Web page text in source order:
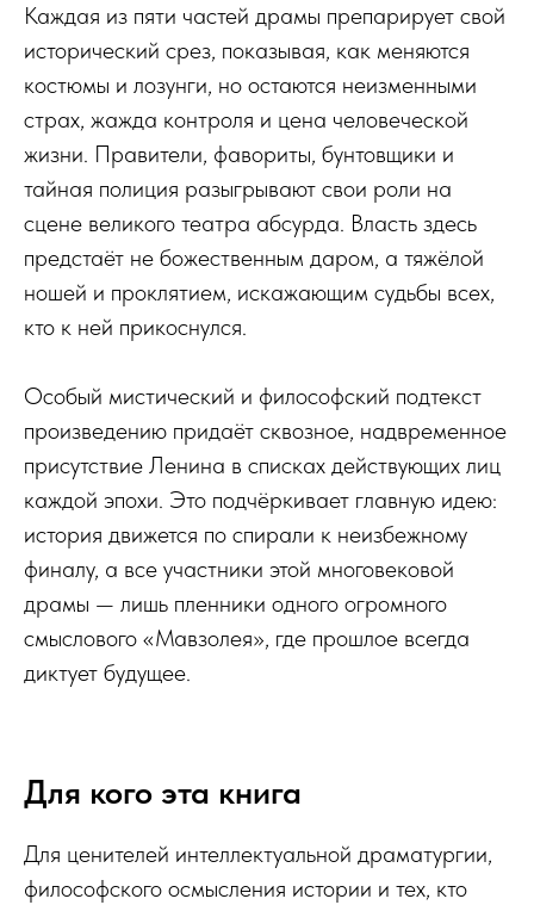
Каждая из пяти частей драмы препарирует свой
исторический срез, показывая, как меняются
костюмы и лозунги, но остаются неизменными
страх, жажда контроля и цена человеческой
жизни. Правители, фавориты, бунтовщики и
тайная полиция разыгрывают свои роли на
сцене великого театра абсурда. Власть здесь
предстаёт не божественным даром, а тяжёлой
ношей и проклятием, искажающим судьбы всех,
кто к ней прикоснулся.
Особый мистический и философский подтекст
произведению придаёт сквозное, надвременное
присутствие Ленина в списках действующих лиц
каждой эпохи. Это подчёркивает главную идею:
история движется по спирали к неизбежному
финалу, а все участники этой многовековой
драмы — лишь пленники одного огромного
смыслового «Мавзолея», где прошлое всегда
диктует будущее.
Для кого эта книга
Для ценителей интеллектуальной драматургии,
философского осмысления истории и тех, кто